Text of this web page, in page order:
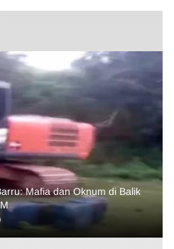
Mafia dan Oknum di Balik